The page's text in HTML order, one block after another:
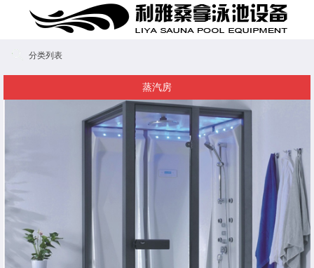
分类列表
蒸汽房